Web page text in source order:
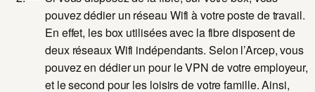
pouvez dédier un réseau Wifi à votre poste de travail.
En effet, les box utilisées avec la fibre disposent de
deux réseaux Wifi indépendants. Selon l’Arcep, vous
pouvez en dédier un pour le VPN de votre employeur,
et le second pour les loisirs de votre famille.Ainsi,